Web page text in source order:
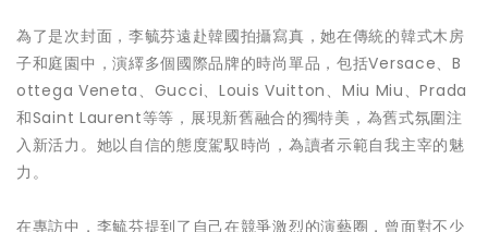
為了是次封面，李毓芬遠赴韓國拍攝寫真，她在傳統的韓式木房
子和庭園中，演繹多個國際品牌的時尚單品，包括Versace、B
ottega Veneta、Gucci、Louis Vuitton、Miu Miu、Prada
和Saint Laurent等等，展現新舊融合的獨特美，為舊式氛圍注
入新活力。她以自信的態度駕馭時尚，為讀者示範自我主宰的魅
力。
在專訪中，李毓芬提到了自己在競爭激烈的演藝圈，曾面對不少